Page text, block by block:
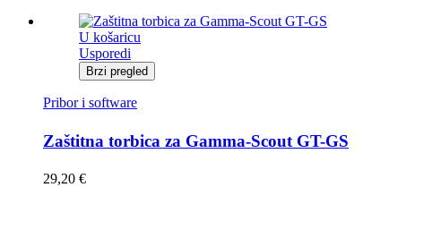
U košaricu
Usporedi
Brzi pregled
Pribor i software
Zaštitna torbica za Gamma-Scout GT-GS
29,20 €